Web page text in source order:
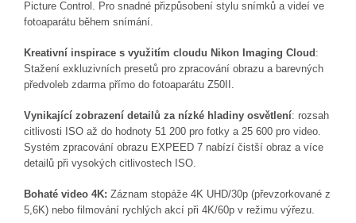
Picture Control. Pro snadné přizpůsobení stylu snímků a videí ve
fotoaparátu během snímání.
Kreativní inspirace s využitím cloudu Nikon Imaging Cloud :
Stažení exkluzivních presetů pro zpracování obrazu a barevných
předvoleb zdarma přímo do fotoaparátu Z50II.
Vynikající zobrazení detailů za nízké hladiny osvětlení: rozsah
citlivosti ISO až do hodnoty 51 200 pro fotky a 25 600 pro video.
Systém zpracování obrazu EXPEED 7 nabízí čistší obraz a více
detailů při vysokých citlivostech ISO.
Bohaté video 4K: Záznam stopáže 4K UHD/30p (převzorkované z
5,6K) nebo filmování rychlých akcí při 4K/60p v režimu výřezu.